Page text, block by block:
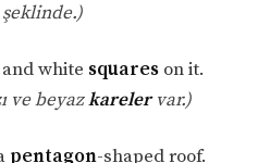
white squares on it.
ve beyazkarelervar.)
pentagon-shaped roof.